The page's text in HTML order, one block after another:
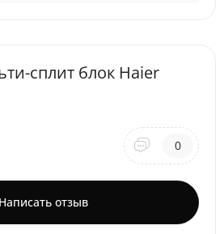
сплит блок Haier
0
Написать отзыв